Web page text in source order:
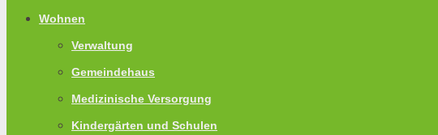
Wohnen
Verwaltung
Gemeindehaus
Medizinische Versorgung
Kindergärten und Schulen